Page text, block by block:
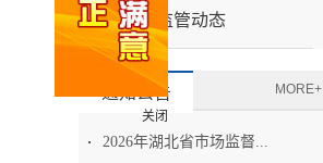
市场监管动态
通知公告 MORE+
2026年湖北省市场监督...
关闭